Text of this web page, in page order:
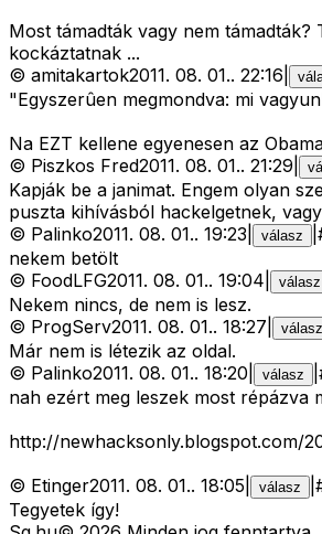
Most támadták vagy nem
kockáztatnak ...
© amitakartok2011. 08. 01.. 22:16
"Egyszerûen megmondva: mi
Na EZT kellene egyenesen az
© Piszkos Fred2011. 08. 01.. 21:29
Kapják be a janimat. Engem olyan
puszta kihívásból hackelgetnek,
© Palinko2011. 08. 01.. 19:23 válasz
nekem betölt
© FoodLFG2011. 08. 01.. 19:04 válasz
Nekem nincs, de nem is lesz.
© ProgServ2011. 08. 01.. 18:27 válasz
Már nem is létezik az oldal.
© Palinko2011. 08. 01.. 18:20 válasz
nah ezért meg leszek most
http://newhacksonly.blogspot.com/
© Etinger2011. 08. 01.. 18:05 válasz
Tegyetek így!